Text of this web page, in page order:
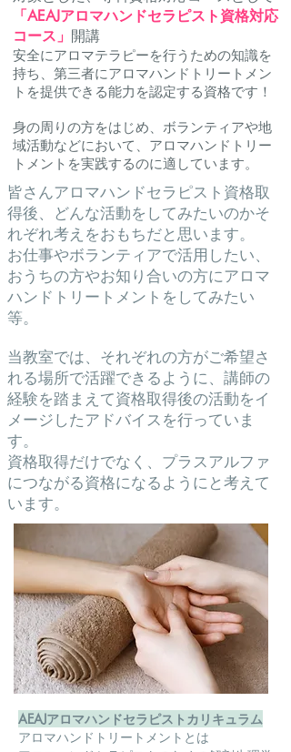
「AEAJアロマハンドセラピスト資格対応
コース」 開講
安全にアロマテラピーを行うための知識を
持ち、第三者にアロマハンドトリートメン
トを提供できる能力を認定する資格です！
身の周りの方をはじめ、ボランティアや地
域活動などにおいて、アロマハンドトリー
トメントを実践するのに適しています。
皆さんアロマハンドセラピスト資格取
得後、どんな活動をしてみたいのかそ
れぞれ考えをおもちだと思います。
お仕事やボランティアで活用したい、
おうちの方やお知り合いの方にアロマ
ハンドトリートメントをしてみたい
等。
当教室では、それぞれの方がご希望さ
れる場所で活躍できるように、講師の
経験を踏まえて資格取得後の活動をイ
メージしたアドバイスを行っていま
す。
資格取得だけでなく、プラスアルファ
につながる資格になるようにと考えて
います。
AEAJアロマハンドセラピストカリキュラム
アロマハンドトリートメントとは